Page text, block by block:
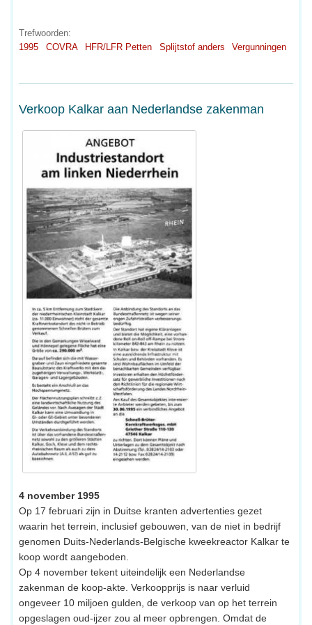
Trefwoorden:
1995
COVRA HFR/LFR Petten Splijtstof anders Vergunningen
Verkoop Kalkar aan Nederlandse zakenman
4 november 1995
Op 17 februari zijn in Duitse kranten advertenties gezet
waarin het terrein, inclusief gebouwen, van de niet in bedrijf
genomen Duits-Nederlands-Belgische kweekreactor Kalkar te
koop wordt aangeboden.
Op 4 november tekent uiteindelijk een Nederlandse
zakenman de koop-akte. Verkoopprijs is naar verluid
ongeveer 10 miljoen gulden, de verkoop van op het terrein
opgeslagen oud-ijzer zou al meer opbrengen. Omdat de